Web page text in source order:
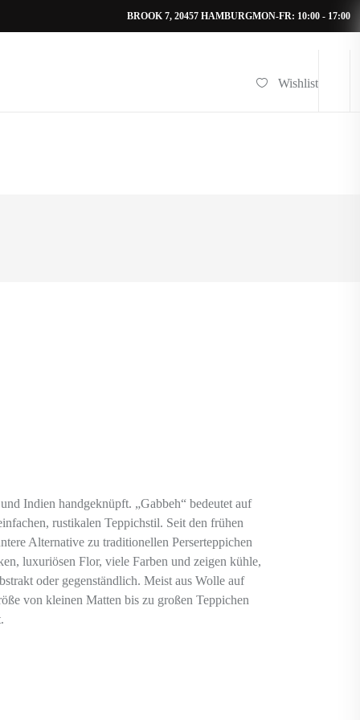
BROOK 7, 20457 HAMBURGMON-FR: 10:00 - 17:00
Wishlist
Indien handgeknüpft. „Gabbeh“ bedeutet auf
rustikalen Teppichstil. Seit den frühen
Alternative zu traditionellen Perserteppichen
luxuriösen Flor, viele Farben und zeigen kühle,
oder gegenständlich. Meist aus Wolle auf
von kleinen Matten bis zu großen Teppichen